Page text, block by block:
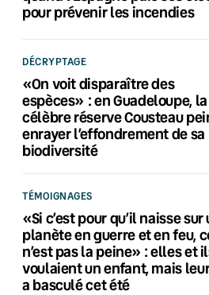
pour prévenir les incendies
DÉCRYPTAGE
«On voit disparaître des
espèces» : en Guadeloupe, la
célèbre réserve Cousteau
enrayer l’effondrement de sa
biodiversité
TÉMOIGNAGES
«Si c’est pour qu’il naisse sur
planète en guerre et en feu,
n’est pas la peine» : elles et
voulaient un enfant, mais
a basculé cet été